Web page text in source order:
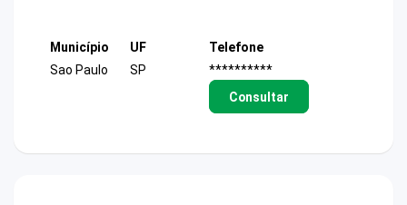
Município
Sao Paulo
UF
SP
Telefone
**********
Consultar